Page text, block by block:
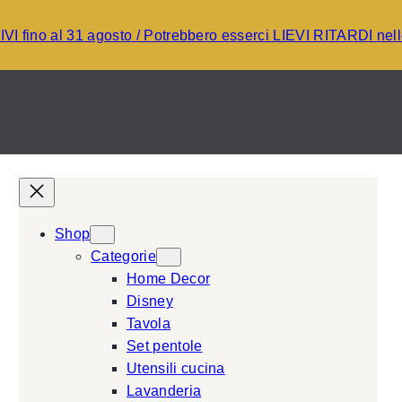
fino al 31 agosto / Potrebbero esserci LIEVI RITARDI
Shop
Categorie
Home Decor
Disney
Tavola
Set pentole
Utensili cucina
Lavanderia